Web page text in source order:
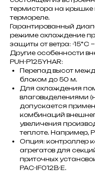
термистора на крышке
термореле.
Гарантированный
режиме охлаждение
защиты от ветра: -15°C
Другие особенности
PUH-P125YHAR:
Перепад высот
блоком до 50 м.
Для охлаждения
влаговыделениями
допускается
комбинаций
увеличения
теплоте. Например,
Опция: контроллер
агрегатов для
приточных
PAC-IF012B-E.